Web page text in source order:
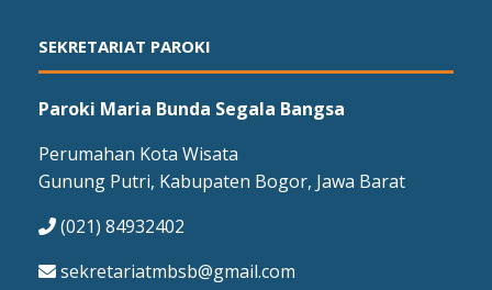
SEKRETARIAT PAROKI
Paroki Maria Bunda Segala Bangsa
Perumahan Kota Wisata
Gunung Putri, Kabupaten Bogor, Jawa Barat
(021) 84932402
sekretariatmbsb@gmail.com